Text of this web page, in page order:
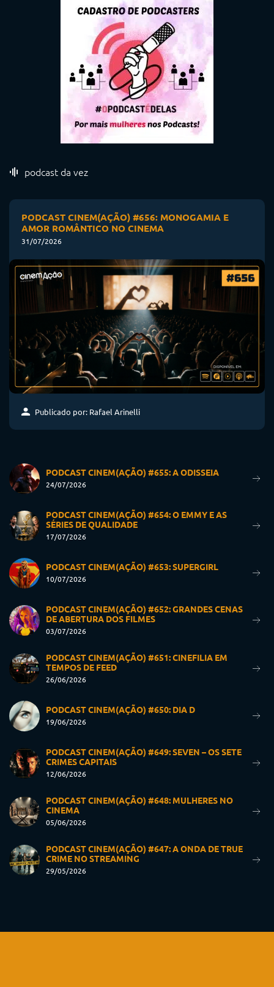
podcast da vez
PODCAST CINEM(AÇÃO) #656: MONOGAMIA E
AMOR ROMÂNTICO NO CINEMA
31/07/2026
Publicado por: Rafael Arinelli
PODCAST CINEM(AÇÃO) #655: A ODISSEIA
24/07/2026
PODCAST CINEM(AÇÃO) #654: O EMMY E AS
SÉRIES DE QUALIDADE
17/07/2026
PODCAST CINEM(AÇÃO) #653: SUPERGIRL
10/07/2026
PODCAST CINEM(AÇÃO) #652: GRANDES CENAS
DE ABERTURA DOS FILMES
03/07/2026
PODCAST CINEM(AÇÃO) #651: CINEFILIA EM
TEMPOS DE FEED
26/06/2026
PODCAST CINEM(AÇÃO) #650: DIA D
19/06/2026
PODCAST CINEM(AÇÃO) #649: SEVEN – OS SETE
CRIMES CAPITAIS
12/06/2026
PODCAST CINEM(AÇÃO) #648: MULHERES NO
CINEMA
05/06/2026
PODCAST CINEM(AÇÃO) #647: A ONDA DE TRUE
CRIME NO STREAMING
29/05/2026